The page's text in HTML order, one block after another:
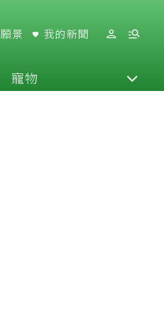
願景 我的新聞
寵物